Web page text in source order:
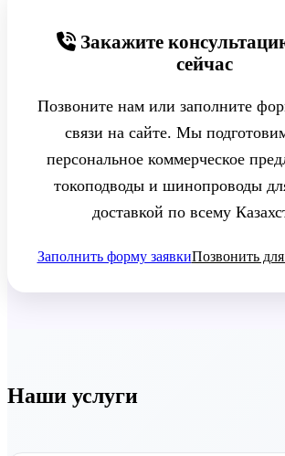
Закажите
сейчас
Позвоните нам или заполните
связи на сайте. Мы
персональное коммерческое
токоподводы и шинопроводы
доставкой по всему
Заполнить форму заявкиПозвонить
Наши услуги